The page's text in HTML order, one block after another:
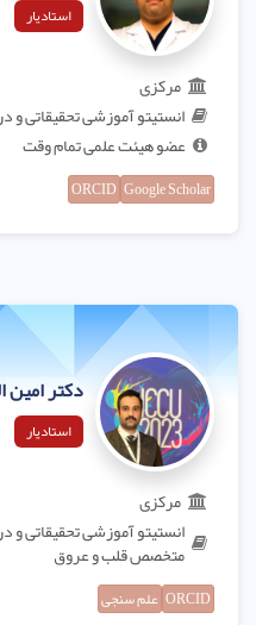
استادیار
مرکزی
انستیتو آموزشی تحقیقاتی
عضو هیئت علمی تمام وقت
Google Scholar
ORCID
دکتر امین
استادیار
مرکزی
انستیتو آموزشی تحقیقاتی
متخصص قلب و عروق
ORCID علم سنجی